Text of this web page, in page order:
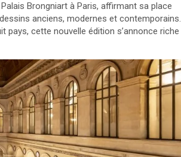
Brongniart à Paris, affirmant sa place
anciens, modernes et contemporains.
pays, cette nouvelle édition s’annonce riche